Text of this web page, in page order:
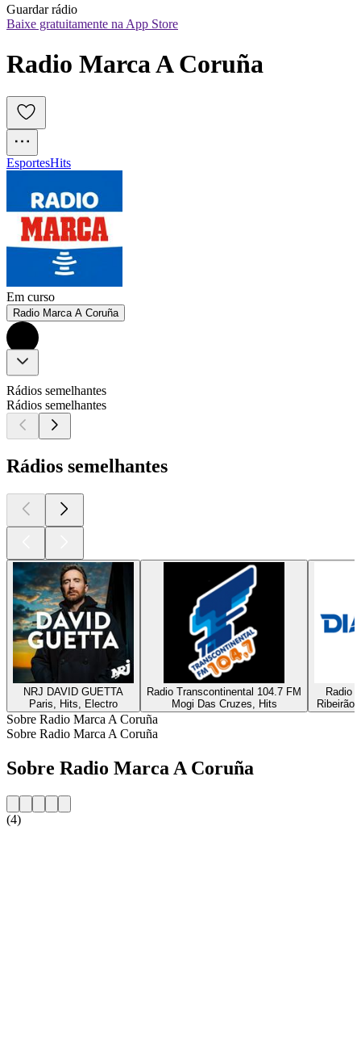
Guardar rádio
Baixe gratuitamente na App Store
Radio Marca A Coruña
EsportesHits
Em curso
Radio Marca A Coruña
Rádios semelhantes
Rádios semelhantes
Rádios semelhantes
NRJ DAVID GUETTA
Paris, Hits, Electro
Radio Transcontinental 104.7 FM
Mogi Das Cruzes, Hits
Radio
Ribeirão
Sobre Radio Marca A Coruña
Sobre Radio Marca A Coruña
Sobre Radio Marca A Coruña
(4)